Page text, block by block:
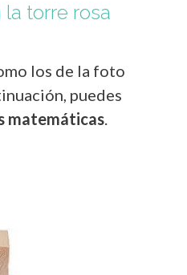
torre rosa
los de la foto
puedes
matemáticas.